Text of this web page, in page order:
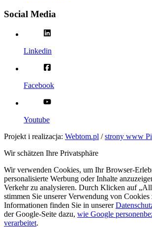
Social Media
Linkedin
Facebook
Youtube
Projekt i realizacja: Webtom.pl / strony www
Wir schätzen Ihre Privatsphäre
Wir verwenden Cookies, um Ihr Browser-
personalisierte Werbung oder Inhalte
Verkehr zu analysieren. Durch Klicken auf
stimmen Sie unserer Verwendung von Cookies
Informationen finden Sie in unserer
der Google-Seite dazu, wie Google
verarbeitet.